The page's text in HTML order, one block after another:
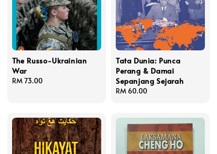
The Russo-Ukrainian
War
Regular
RM 73.00
Tata Dunia: Punca
Perang & Damai
Sepanjang Sejarah
Regular
RM 60.00